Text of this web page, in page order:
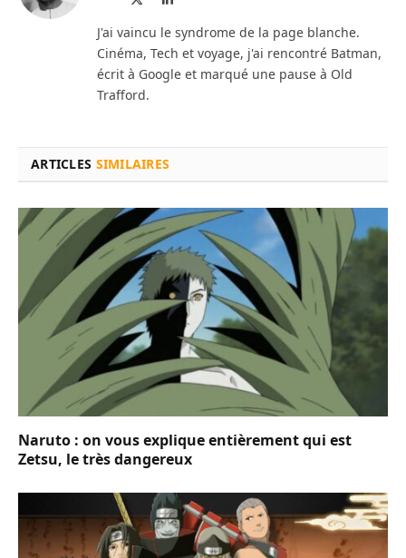
J'ai vaincu le syndrome de la page blanche.
Cinéma, Tech et voyage, j'ai rencontré Batman,
écrit à Google et marqué une pause à Old
Trafford.
ARTICLES SIMILAIRES
Naruto : on vous explique entièrement qui est
Zetsu, le très dangereux